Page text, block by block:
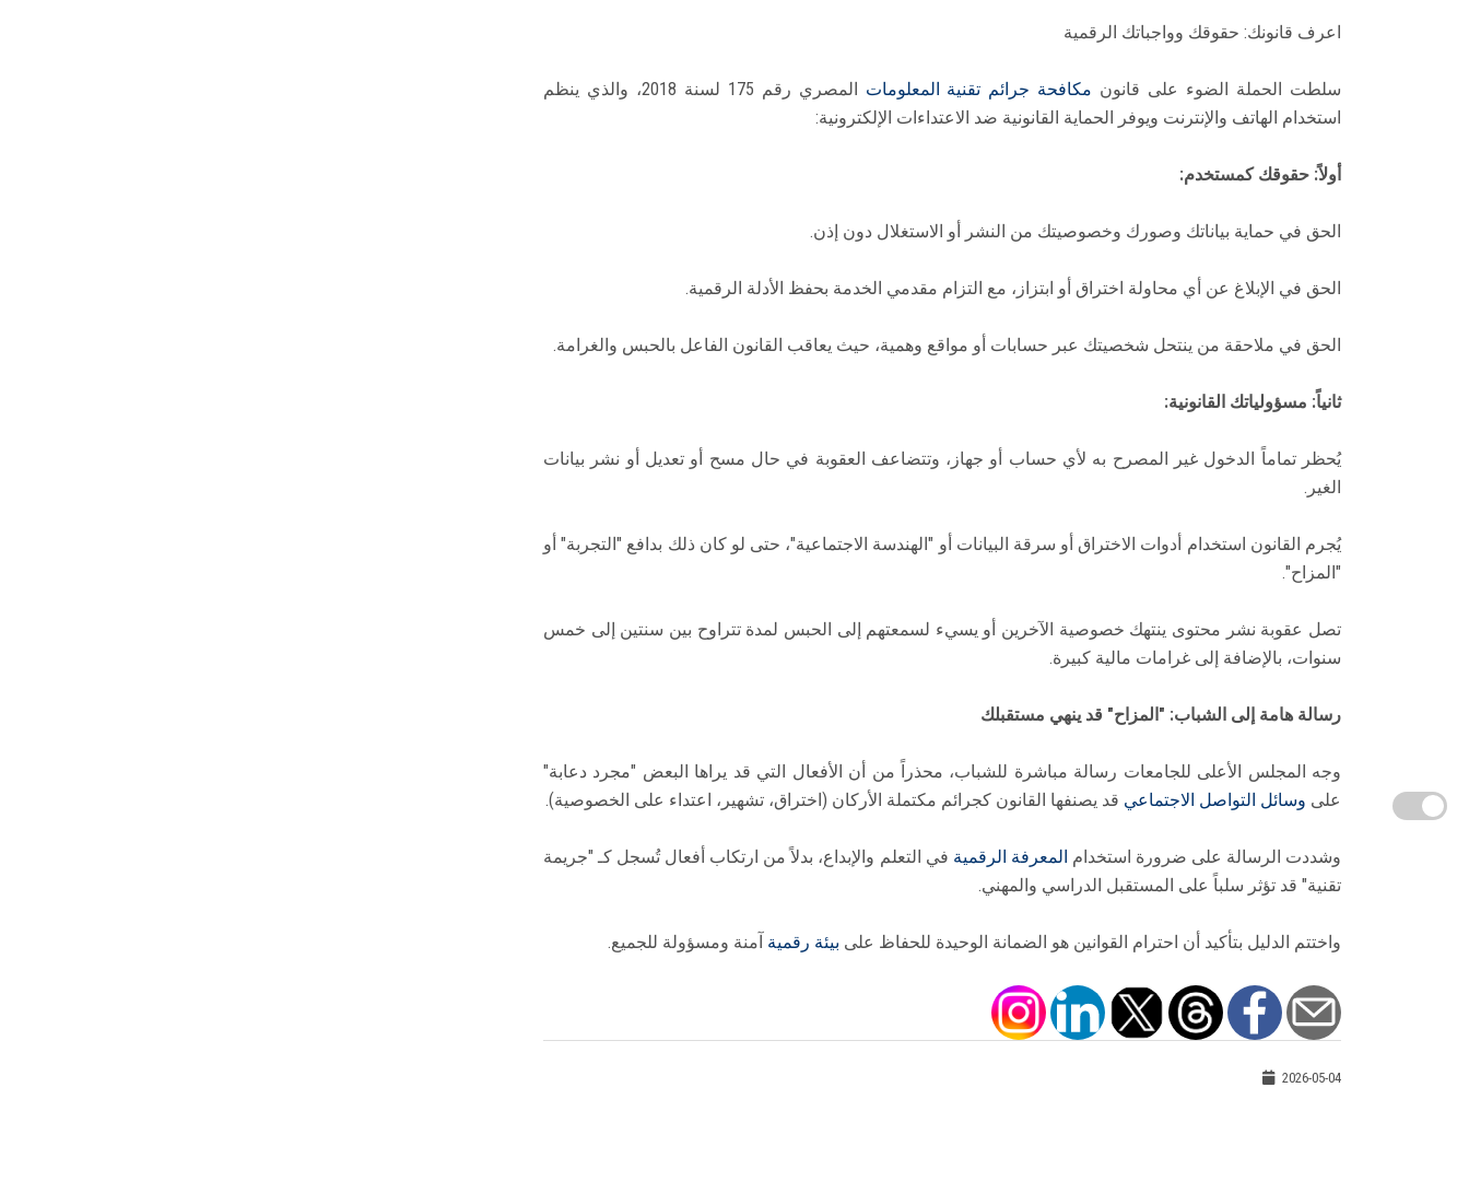
اعرف قانونك: حقوقك وواجباتك الرقمية
سلطت الحملة الضوء على قانون مكافحة جرائم تقنية المعلومات
المصري رقم 175 لسنة 2018، والذي ينظم
استخدام الهاتف والإنترنت ويوفر الحماية القانونية ضد الاعتداءات الإلكترونية:
أولاً: حقوقك كمستخدم:
الحق في حماية بياناتك وصورك وخصوصيتك من النشر أو الاستغلال دون إذن.
الحق في الإبلاغ عن أي محاولة اختراق أو ابتزاز، مع التزام مقدمي الخدمة بحفظ الأدلة الرقمية.
الحق في ملاحقة من ينتحل شخصيتك عبر حسابات أو مواقع وهمية، حيث يعاقب القانون الفاعل بالحبس والغرامة.
ثانياً: مسؤولياتك القانونية:
يُحظر تماماً الدخول غير المصرح به لأي حساب أو جهاز، وتتضاعف العقوبة في حال مسح أو تعديل أو نشر بيانات
الغير.
يُجرم القانون استخدام أدوات الاختراق أو سرقة البيانات أو "الهندسة الاجتماعية"، حتى لو كان ذلك بدافع "التجربة" أو
"المزاح".
تصل عقوبة نشر محتوى ينتهك خصوصية الآخرين أو يسيء لسمعتهم إلى الحبس لمدة تتراوح بين سنتين إلى خمس
سنوات، بالإضافة إلى غرامات مالية كبيرة.
رسالة هامة إلى الشباب: "المزاح" قد ينهي مستقبلك
وجه المجلس الأعلى للجامعات رسالة مباشرة للشباب، محذراً من أن الأفعال التي قد يراها البعض "مجرد دعابة"
على وسائل التواصل الاجتماعي قد يصنفها القانون كجرائم مكتملة الأركان (اختراق، تشهير، اعتداء على الخصوصية).
وشددت الرسالة على ضرورة استخدام المعرفة الرقمية في التعلم والإبداع، بدلاً من ارتكاب أفعال تُسجل كـ "جريمة
تقنية" قد تؤثر سلباً على المستقبل الدراسي والمهني.
واختتم الدليل بتأكيد أن احترام القوانين هو الضمانة الوحيدة للحفاظ على بيئة رقمية آمنة ومسؤولة للجميع.
2026-05-04